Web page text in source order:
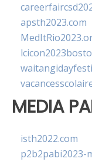
apsth2023.com
MEDIA
isth2022.com
p2b2pabi2023-